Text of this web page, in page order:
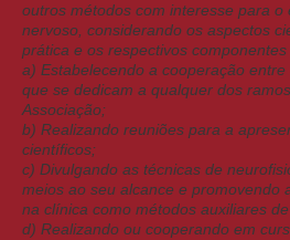
outros métodos com interesse para o
nervoso, considerando os aspectos
prática e os respectivos componentes
a) Estabelecendo a cooperação
que se dedicam a qualquer dos
Associação;
b) Realizando reuniões para a
científicos;
c) Divulgando as técnicas de
meios ao seu alcance e promovendo
na clínica como métodos auxiliares
d) Realizando ou cooperando em